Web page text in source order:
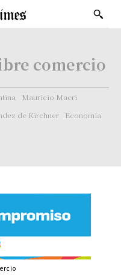
comercio
Mauricio Macri
de Kirchner
Economía